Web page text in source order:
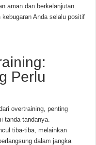
aman dan berkelanjutan.
Anda selalu positif
Perlu
overtraining, penting
tanda-tandanya.
tiba-tiba, melainkan
dalam jangka